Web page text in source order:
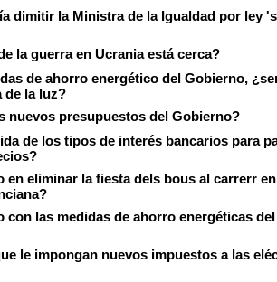
dimitir la Ministra de la Igualdad por ley
la guerra en Ucrania está cerca?
de ahorro energético del Gobierno,
de la luz?
nuevos presupuestos del Gobierno?
de los tipos de interés bancarios para
en eliminar la fiesta dels bous al carrerr
con las medidas de ahorro energéticas del
le impongan nuevos impuestos a las